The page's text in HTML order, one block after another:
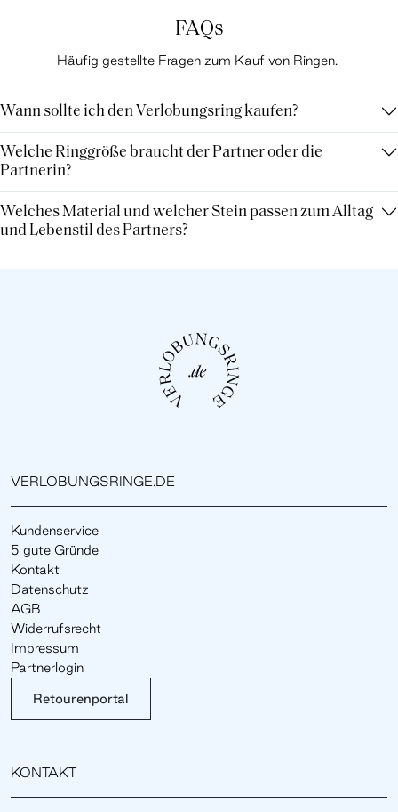
FAQs
Häufig gestellte Fragen zum Kauf von Ringen.
Wann sollte ich den Verlobungsring kaufen?
Welche Ringgröße braucht der Partner oder die
Partnerin?
Welches Material und welcher Stein passen zum Alltag
und Lebenstil des Partners?
VERLOBUNGSRINGE.DE
Kundenservice
5 gute Gründe
Kontakt
Datenschutz
AGB
Widerrufsrecht
Impressum
Partnerlogin
Retourenportal
KONTAKT